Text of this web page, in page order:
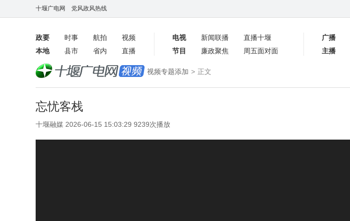
十堰广电网 党风政风热线
政要 时事 航拍
视频
本地
县市 省内 直播
电视 新闻联播
直播十堰
节目
廉政聚焦 周五面对面
广播
主播
数字报
视频专题添加 > 正文
忘忧客栈
十堰融媒 2026-06-15 15:03:29 9239次播放